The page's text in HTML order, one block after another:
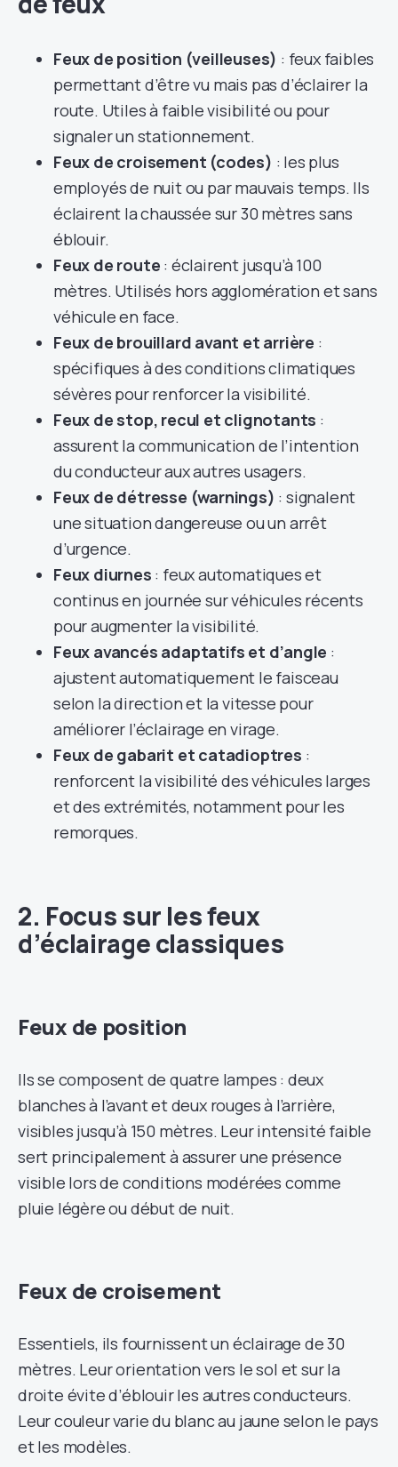
Feux de position (veilleuses) : feux faibles
permettant d’être vu mais pas d’éclairer la
route. Utiles à faible visibilité ou pour
signaler un stationnement.
Feux de croisement (codes) : les plus
employés de nuit ou par mauvais temps. Ils
éclairent la chaussée sur 30 mètres sans
éblouir.
Feux de route : éclairent jusqu’à 100
mètres. Utilisés hors agglomération et sans
véhicule en face.
Feux de brouillard avant et arrière :
spécifiques à des conditions climatiques
sévères pour renforcer la visibilité.
Feux de stop, recul et clignotants :
assurent la communication de l’intention
du conducteur aux autres usagers.
Feux de détresse (warnings) : signalent
une situation dangereuse ou un arrêt
d’urgence.
Feux diurnes : feux automatiques et
continus en journée sur véhicules récents
pour augmenter la visibilité.
Feux avancés adaptatifs et d’angle :
ajustent automatiquement le faisceau
selon la direction et la vitesse pour
améliorer l’éclairage en virage.
Feux de gabarit et catadioptres :
renforcent la visibilité des véhicules larges
et des extrémités, notamment pour les
remorques.
2. Focus sur les feux
d’éclairage classiques
Feux de position
Ils se composent de quatre lampes : deux
blanches à l’avant et deux rouges à l’arrière,
visibles jusqu’à 150 mètres. Leur intensité faible
sert principalement à assurer une présence
visible lors de conditions modérées comme
pluie légère ou début de nuit.
Feux de croisement
Essentiels, ils fournissent un éclairage de 30
mètres. Leur orientation vers le sol et sur la
droite évite d’éblouir les autres conducteurs.
Leur couleur varie du blanc au jaune selon le pays
et les modèles.